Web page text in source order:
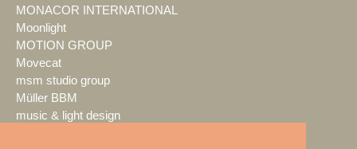
MONACOR INTERNATIONAL
Moonlight
MOTION GROUP
Movecat
msm studio group
Müller BBM
music & light design